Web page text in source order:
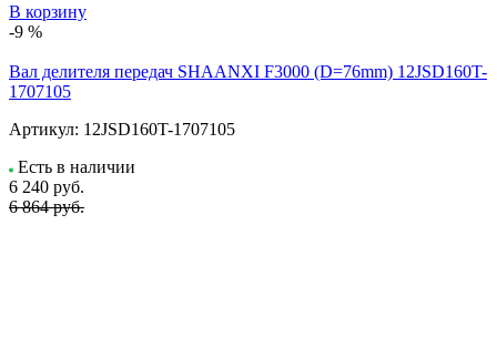
В корзину
-9 %
Вал делителя передач SHAANXI F3000 (D=76mm) 12JSD160T-
1707105
Артикул: 12JSD160T-1707105
Есть в наличии
6 240 руб.
6 864 руб.